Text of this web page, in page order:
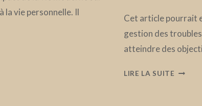
la vie personnelle. Il
Cet article pourrait
gestion des
atteindre des
LIRE LA SUITE